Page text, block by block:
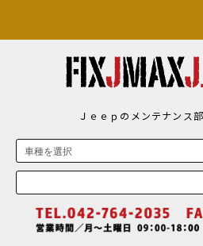
Ｊｅｅｐのメンテナンス